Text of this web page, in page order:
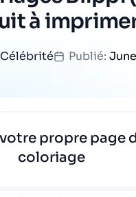
à
Célébrité Publié:
propre page
coloriage